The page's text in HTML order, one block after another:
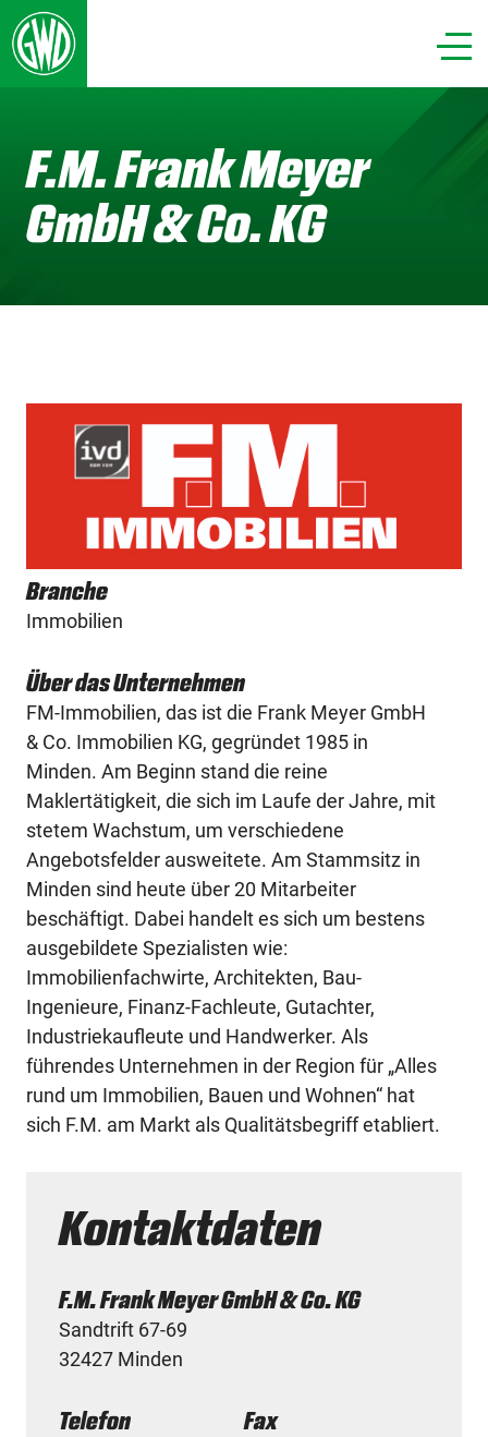
F.M. Frank Meyer
GmbH & Co. KG
Branche
Immobilien
Über das Unternehmen
FM-Immobilien, das ist die Frank Meyer GmbH
& Co. Immobilien KG, gegründet 1985 in
Minden. Am Beginn stand die reine
Maklertätigkeit, die sich im Laufe der Jahre, mit
stetem Wachstum, um verschiedene
Angebotsfelder ausweitete. Am Stammsitz in
Minden sind heute über 20 Mitarbeiter
beschäftigt. Dabei handelt es sich um bestens
ausgebildete Spezialisten wie:
Immobilienfachwirte, Architekten, Bau-
Ingenieure, Finanz-Fachleute, Gutachter,
Industriekaufleute und Handwerker. Als
führendes Unternehmen in der Region für „Alles
rund um Immobilien, Bauen und Wohnen“ hat
sich F.M. am Markt als Qualitätsbegriff etabliert.
Kontaktdaten
F.M. Frank Meyer GmbH & Co. KG
Sandtrift 67-69
32427 Minden
Telefon Fax